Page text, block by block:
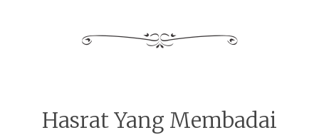
Hasrat Yang Membadai